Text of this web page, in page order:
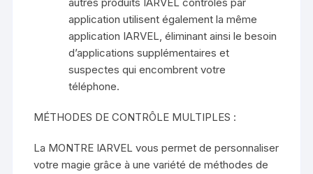
application utilisent également la même
application IARVEL, éliminant ainsi le besoin
d’applications supplémentaires et
suspectes qui encombrent votre
téléphone.
MÉTHODES DE CONTRÔLE MULTIPLES :
La MONTRE IARVEL vous permet de personnaliser
votre magie grâce à une variété de méthodes de